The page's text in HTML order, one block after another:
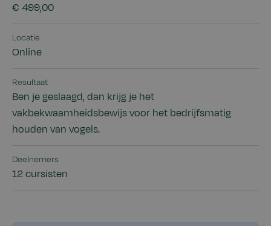
€ 499,00
Locatie
Online
Resultaat
Ben je geslaagd, dan krijg je het
vakbekwaamheidsbewijs voor het bedrijfsmatig
houden van vogels.
Deelnemers
12 cursisten